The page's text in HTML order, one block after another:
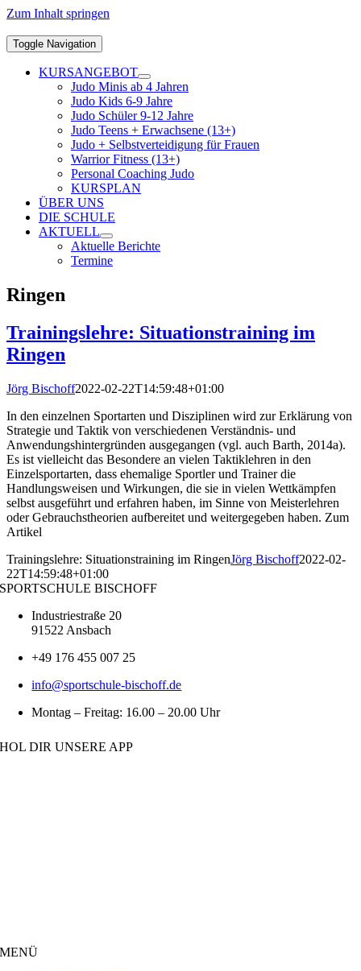
Zum Inhalt springen
Toggle Navigation
KURSANGEBOT
Judo Minis ab 4 Jahren
Judo Kids 6-9 Jahre
Judo Schüler 9-12 Jahre
Judo Teens + Erwachsene (13+)
Judo + Selbstverteidigung für Frauen
Warrior Fitness (13+)
Personal Coaching Judo
KURSPLAN
ÜBER UNS
DIE SCHULE
AKTUELL
Aktuelle Berichte
Termine
Ringen
Trainingslehre: Situationstraining im
Ringen
Jörg Bischoff2022-02-22T14:59:48+01:00
In den einzelnen Sportarten und Disziplinen wird zur Erklärung von
Strategie und Taktik von verschiedenen Verständnis- und
Anwendungshintergründen ausgegangen (vgl. auch Barth, 2014a).
Es ist vielleicht das Besondere an vielen Taktiklehren in den
Einzelsportarten, dass ehemalige Sportler und Trainer die
Handlungsweisen und Wirkungen, die sie in vielen Wettkämpfen
selbst ausgeführt und erfahren haben, im Sinne von Meisterlehren
oder Gebrauchstheorien aufbereitet und weitergegeben haben. Zum
Artikel
Trainingslehre: Situationstraining im RingenJörg Bischoff2022-02-
22T14:59:48+01:00
SPORTSCHULE BISCHOFF
Industriestraße 20
91522 Ansbach
+49 176 455 007 25
info@sportschule-bischoff.de
Montag – Freitag: 16.00 – 20.00 Uhr
HOL DIR UNSERE APP
MENÜ